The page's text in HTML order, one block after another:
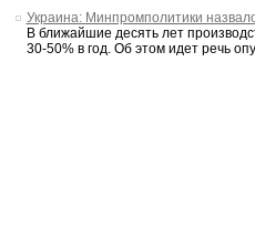
Украина: Минпромполитики
В ближайшие десять лет
30-50% в год. Об этом идет речь